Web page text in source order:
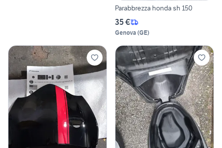
Parabbrezza honda sh 150
35 €
Genova (GE)